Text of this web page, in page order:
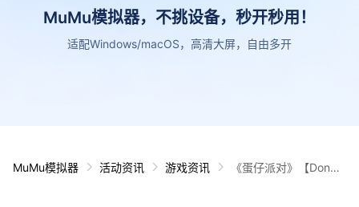
MuMu模拟器，不挑设备，秒开秒用！
适配Windows/macOS，高清大屏，自由多开
MuMu模拟器 活动资讯 游戏资讯
《蛋仔派对》【DongD